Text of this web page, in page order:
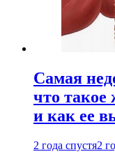
Самая
что такое
и как ее
2 года спустя2